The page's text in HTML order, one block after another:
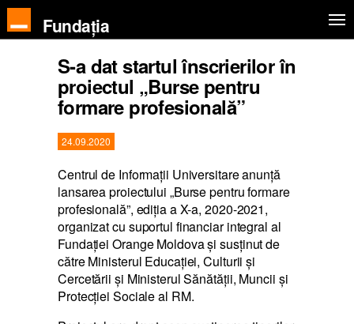
Fundația
S-a dat startul înscrierilor în
proiectul „Burse pentru
formare profesională”
24.09.2020
Centrul de Informaţii Universitare anunţă
lansarea proiectului „Burse pentru formare
profesională”, ediția a X-a, 2020-2021,
organizat cu suportul financiar integral al
Fundației Orange Moldova și susținut de
către Ministerul Educației, Culturii și
Cercetării și Ministerul Sănătății, Muncii și
Protecției Sociale al RM.